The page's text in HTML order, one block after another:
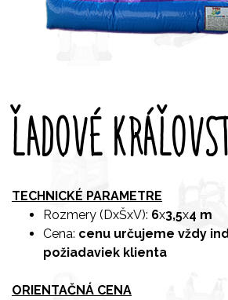
ĽADOVÉ
TECHNICKÉ PARAMETRE
Rozmery (DxŠxV): 6x3,5x4 m
Cena: cenu určujeme vždy
požiadaviek klienta
ORIENTAČNÁ CENA